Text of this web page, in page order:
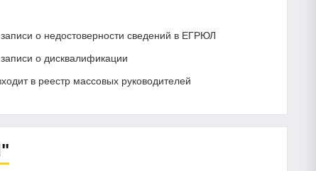
о недостоверности сведений в ЕГРЮЛ
о дисквалификации
в реестр массовых руководителей